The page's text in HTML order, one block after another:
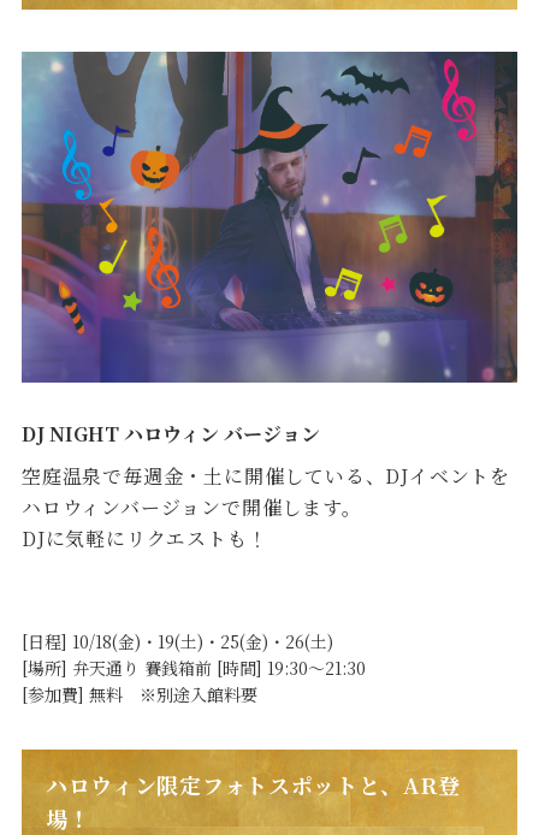
DJ NIGHT ハロウィン バージョン
空庭温泉で毎週金・土に開催している、DJイベントを
ハロウィンバージョンで開催します。
DJに気軽にリクエストも！
[日程] 10/18(金)・19(土)・25(金)・26(土)
[場所] 弁天通り 賽銭箱前 [時間] 19:30～21:30
[参加費] 無料 ※別途入館料要
ハロウィン限定フォトスポットと、AR登
場！